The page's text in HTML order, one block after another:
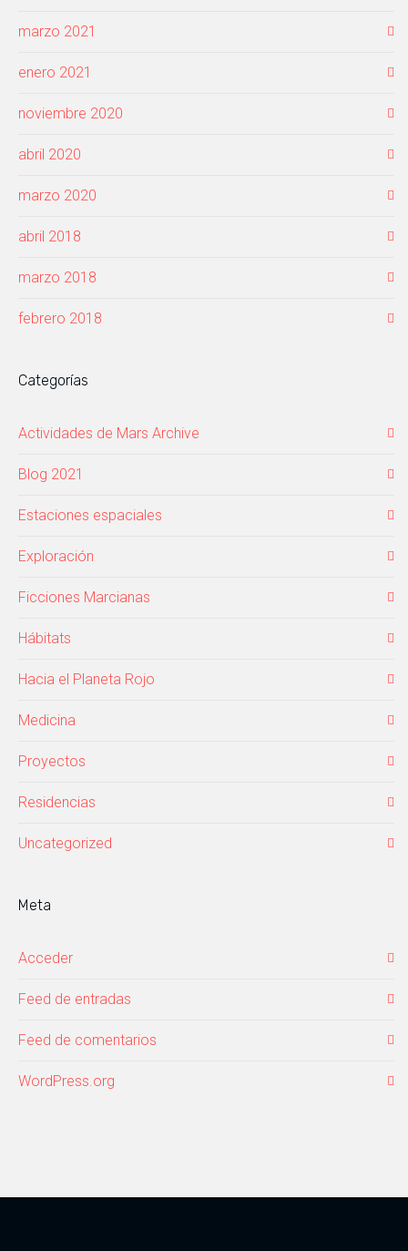
marzo 2021
enero 2021
noviembre 2020
abril 2020
marzo 2020
abril 2018
marzo 2018
febrero 2018
Categorías
Actividades de Mars Archive
Blog 2021
Estaciones espaciales
Exploración
Ficciones Marcianas
Hábitats
Hacia el Planeta Rojo
Medicina
Proyectos
Residencias
Uncategorized
Meta
Acceder
Feed de entradas
Feed de comentarios
WordPress.org